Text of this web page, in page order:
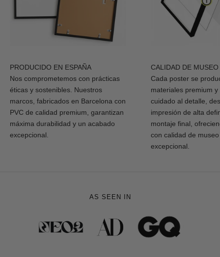
PRODUCIDO EN ESPAÑA
Nos comprometemos con prácticas
éticas y sostenibles. Nuestros
marcos, fabricados en Barcelona con
PVC de calidad premium, garantizan
máxima durabilidad y un acabado
excepcional.
CALIDAD DE MUSEO
Cada poster se
materiales premium
cuidado al detalle,
impresión de alta
montaje final,
con calidad de
excepcional.
AS SEEN IN